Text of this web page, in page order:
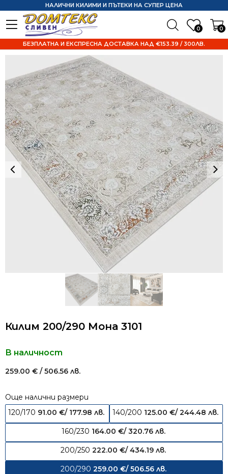
0 0
НАЛИЧНИ КИЛИМИ И ПЪТЕКИ НА СУПЕР ЦЕНА
БЕЗПЛАТНА И ЕКСПРЕСНА ДОСТАВКА НАД €153.39 / 300ЛВ.
Килим 200/290 Мона 3101
В наличност
259.00 € / 506.56 лв.
Още налични размери
120/170 91.00€/ 177.98 лв. 140/200 125.00 €/ 244.48 лв.
160/230 164.00 €/ 320.76 лв.
200/250 222.00 €/ 434.19 лв.
200/290 259.00 €/ 506.56 лв.